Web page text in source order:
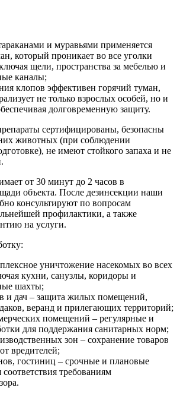
и муравьями применяется
который проникает во все уголки
щели, пространства за мебелью и
каналы;
клопов эффективен горячий туман,
не только взрослых особей, но и
долговременную защиту.
сертифицированы, безопасны
животных (при соблюдении
не имеют стойкого запаха и не
от 30 минут до 2 часов в
объекта. После дезинсекции наши
консультируют по вопросам
профилактики, а также
на услуги.
уничтожение насекомых во всех
кухни, санузлы, коридоры и
шахты;
и дач – защита жилых помещений,
веранд и прилегающих территорий;
помещений – регулярные и
для поддержания санитарных норм;
зон – сохранение товаров
вредителей;
гостиниц – срочные и плановые
соответствия требованиям